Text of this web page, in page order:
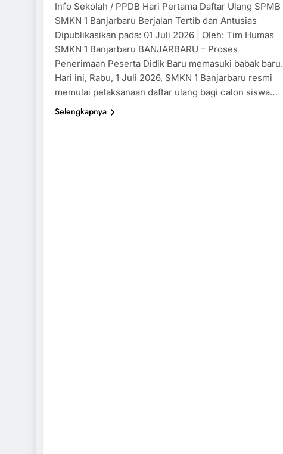
Info Sekolah / PPDB Hari Pertama Daftar Ulang SPMB
SMKN 1 Banjarbaru Berjalan Tertib dan Antusias
Dipublikasikan pada: 01 Juli 2026 | Oleh: Tim Humas
SMKN 1 Banjarbaru BANJARBARU – Proses
Penerimaan Peserta Didik Baru memasuki babak baru.
Hari ini, Rabu, 1 Juli 2026, SMKN 1 Banjarbaru resmi
memulai pelaksanaan daftar ulang bagi calon siswa…
Selengkapnya